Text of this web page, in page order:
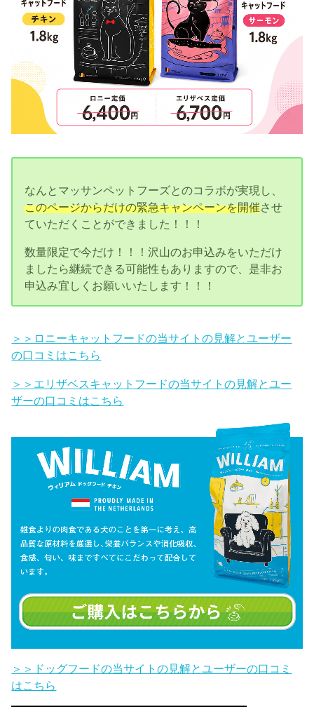
なんとマッサンペットフーズとのコラボが実現し、
このページからだけの緊急キャンペーンを開催させ
ていただくことができました！！！
数量限定で今だけ！！！沢山のお申込みをいただけ
ましたら継続できる可能性もありますので、是非お
申込み宜しくお願いいたします！！！
＞＞ロニーキャットフードの当サイトの見解とユーザー
の口コミはこちら
＞＞エリザベスキャットフードの当サイトの見解とユー
ザーの口コミはこちら
＞＞ドッグフードの当サイトの見解とユーザーの口コミ
はこちら